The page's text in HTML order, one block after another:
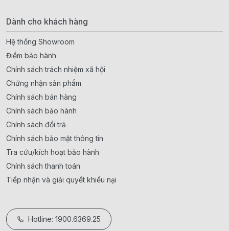
Dành cho khách hàng
Hệ thống Showroom
Điểm bảo hành
Chính sách trách nhiệm xã hội
Chứng nhận sản phẩm
Chính sách bán hàng
Chính sách bảo hành
Chính sách đổi trả
Chính sách bảo mật thông tin
Tra cứu/kích hoạt bảo hành
Chính sách thanh toán
Tiếp nhận và giải quyết khiếu nại
Hotline: 1900.6369.25